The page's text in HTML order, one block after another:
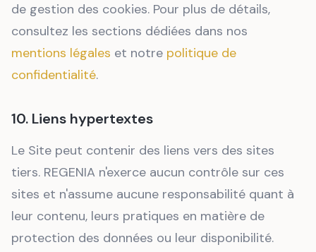
de gestion des cookies. Pour plus de détails,
consultez les sections dédiées dans nos
mentions légales et notre politique de
confidentialité.
10. Liens hypertextes
Le Site peut contenir des liens vers des sites
tiers. REGENIA n'exerce aucun contrôle sur ces
sites et n'assume aucune responsabilité quant à
leur contenu, leurs pratiques en matière de
protection des données ou leur disponibilité.